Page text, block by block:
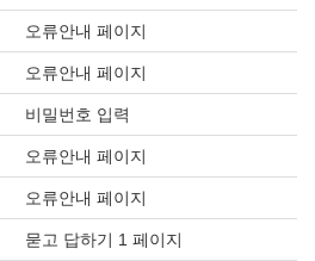
오류안내 페이지
오류안내 페이지
비밀번호 입력
오류안내 페이지
오류안내 페이지
묻고 답하기 1 페이지